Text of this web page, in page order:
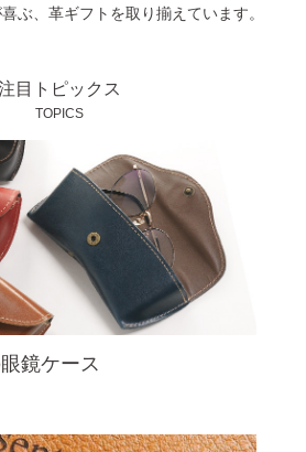
ぶ、革ギフトを取り揃えています。
目トピックス
TOPICS
鏡ケース